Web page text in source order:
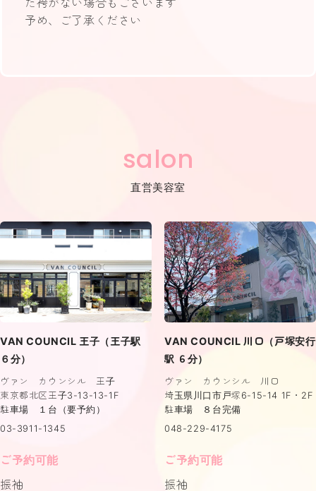
た袴がない場合もございます
予め、ご了承ください
salon
直営美容室
VAN COUNCIL 王子（王子駅
６分）
ヴァン カウンシル 王子
東京都北区王子3-13-13-1F
駐車場 １台（要予約）
03-3911-1345
ご予約可能
振袖
VAN COUNCIL 川口（戸塚安行
駅 ６分）
ヴァン カウンシル 川口
埼玉県川口市戸塚6-15-14 1F・2F
駐車場 ８台完備
048-229-4175
ご予約可能
振袖